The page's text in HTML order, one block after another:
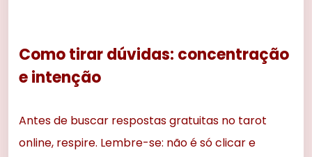
Como tirar dúvidas: concentração
e intenção
Antes de buscar respostas gratuitas no tarot
online, respire. Lembre-se: não é só clicar e